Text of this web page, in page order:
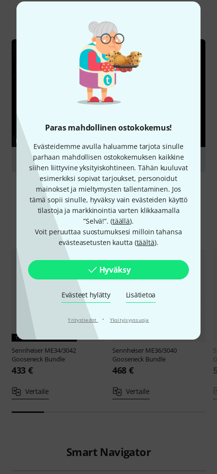
Paras mahdollinen ostokokemus!
Evästeidemme avulla haluamme tarjota sinulle
parhaan mahdollisen ostokokemuksen kaikkine
siihen liittyvine yksityiskohtineen. Tähän kuuluvat
esimerkiksi sopivat tarjoukset, personoidut
mainokset ja mieltymysten tallentaminen. Jos
tämä sopii sinulle, hyväksy vain evästeiden käyttö
tilastoja ja markkinointia varten klikkaamalla
”Selvä!”. (täällä).
Voit peruuttaa suostumuksesi milloin tahansa
evästeasetusten kautta (täältä).
Hyväksy
Evästeet hylätty Lisätietoa
Yritystiedot · Yksityisyyssuoja
NETTIOPAS
Microphone accessories
Vertaile vaihtoehtoa
TÄMÄNHETKINEN TUOTE
Sennheiser ME34/3042
Gooseneck Bundle
433 €
Vertaile
Sennheiser ME36/3040
Gooseneck Bundle
468 €
Vertaile
Smart Navigator